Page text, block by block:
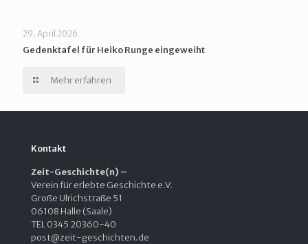
29. April 2026
Gedenktafel für Heiko Runge eingeweiht
Mehr erfahren
Kontakt
Zeit-Geschichte(n) –
Verein für erlebte Geschichte e.V.
Große Ulrichstraße 51
06108 Halle (Saale)
TEL 0345 20360-40
post@zeit-geschichten.de